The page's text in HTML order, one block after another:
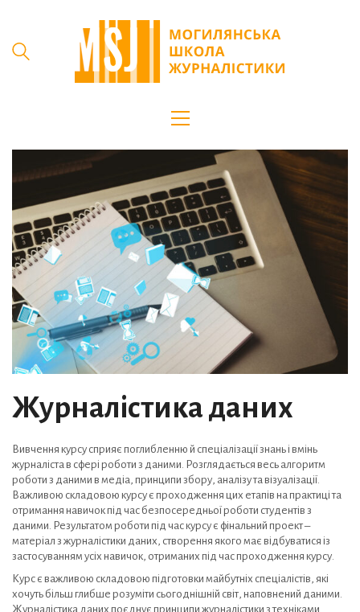
Журналістика даних
Вивчення курсу сприяє поглибленню й спеціалізації знань і вмінь
журналіста в сфері роботи з даними. Розглядається весь алгоритм
роботи з даними в медіа, принципи збору, аналізу та візуалізації.
Важливою складовою курсу є проходження цих етапів на практиці та
отримання навичок під час безпосередньої роботи студентів з
даними. Результатом роботи під час курсу є фінальний проект –
матеріал з журналістики даних, створення якого має відбуватися із
застосуванням усіх навичок, отриманих під час проходження курсу.
Курс є важливою складовою підготовки майбутніх спеціалістів, які
хочуть більш глибше розуміти сьогоднішній світ, наповнений даними.
Журналістика даних поєднує принципи журналістики з техніками